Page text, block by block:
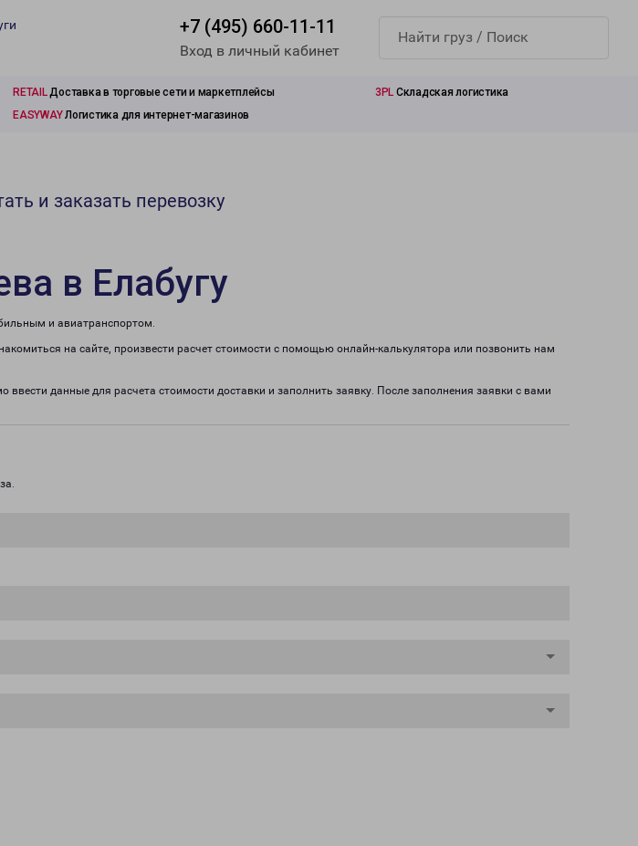
+7 (495) 660-11-11
Вход в личный кабинет
RETAILДоставка в торговые сети и маркетплейсы 3PL Складская логистика
EASYWAYЛогистика для интернет-магазинов
и заказать перевозку
в Елабугу
и авиатранспортом.
на сайте, произвести расчет стоимости с помощью онлайн-калькулятора или позвонить нам
ввести данные для расчета стоимости доставки и заполнить заявку. После заполнения заявки с вами